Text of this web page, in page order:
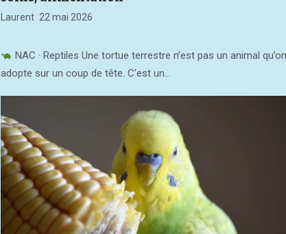
Laurent 22 mai 2026
NAC · Reptiles Une tortue terrestre n’est pas un animal
adopte sur un coup de tête. C’est un...